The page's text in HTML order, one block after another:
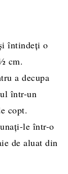
întindeți o
cm.
a decupa
într-un
copt.
le într-o
de aluat din